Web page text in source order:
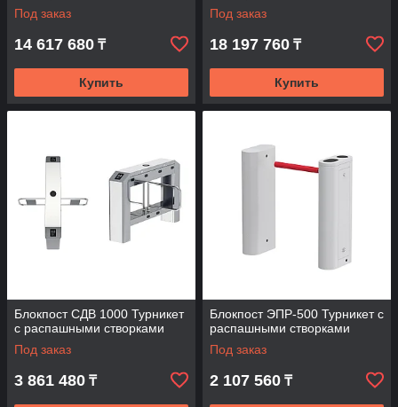
Под заказ
14 617 680 ₸
Купить
Под заказ
18 197 760 ₸
Купить
Блокпост СДВ 1000 Турникет
с распашными створками
Под заказ
3 861 480 ₸
Блокпост ЭПР-500 Турникет с
распашными створками
Под заказ
2 107 560 ₸